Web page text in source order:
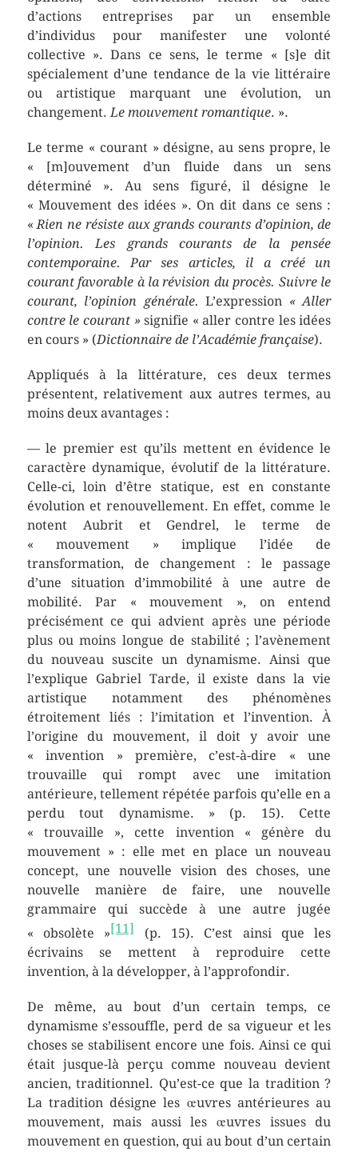
d’actions entreprises par un ensemble
d’individus pour manifester une volonté
collective ». Dans ce sens, le terme « [s]e dit
spécialement d’une tendance de la vie littéraire
ou artistique marquant une évolution, un
changement.Le mouvement romantique. ».
Le terme « courant » désigne, au sens propre, le
« [m]ouvement d’un fluide dans un sens
déterminé ». Au sens figuré, il désigne le
« Mouvement des idées ». On dit dans ce sens :
«Rien ne résiste aux grands courants d’opinion, de
l’opinion. Les grands courants de la pensée
contemporaine. Par ses articles, il a créé un
courant favorable à la révision du procès. Suivre le
courant, l’opinion générale.L’expression « Aller
contre le courant »signifie « aller contre les idées
en cours » (Dictionnaire de l’Académie française).
Appliqués à la littérature, ces deux termes
présentent, relativement aux autres termes, au
moins deux avantages :
— le premier est qu’ils mettent en évidence le
caractère dynamique, évolutif de la littérature.
Celle-ci, loin d’être statique, est en constante
évolution et renouvellement. En effet, comme le
notent Aubrit et Gendrel, le terme de
« mouvement » implique l’idée de
transformation, de changement : le passage
d’une situation d’immobilité à une autre de
mobilité. Par « mouvement », on entend
précisément ce qui advient après une période
plus ou moins longue de stabilité ; l’avènement
du nouveau suscite un dynamisme. Ainsi que
l’explique Gabriel Tarde, il existe dans la vie
artistique notamment des phénomènes
étroitement liés : l’imitation et l’invention. À
l’origine du mouvement, il doit y avoir une
« invention » première, c’est-à-dire « une
trouvaille qui rompt avec une imitation
antérieure, tellement répétée parfois qu’elle en a
perdu tout dynamisme. » (p. 15). Cette
« trouvaille », cette invention « génère du
mouvement » : elle met en place un nouveau
concept, une nouvelle vision des choses, une
nouvelle manière de faire, une nouvelle
grammaire qui succède à une autre jugée
« obsolète »[11](p. 15). C’est ainsi que les
écrivains se mettent à reproduire cette
invention, à la développer, à l’approfondir.
De même, au bout d’un certain temps, ce
dynamisme s’essouffle, perd de sa vigueur et les
choses se stabilisent encore une fois. Ainsi ce qui
était jusque-là perçu comme nouveau devient
ancien, traditionnel. Qu’est-ce que la tradition ?
La tradition désigne les œuvres antérieures au
mouvement, mais aussi les œuvres issues du
mouvement en question, qui au bout d’un certain